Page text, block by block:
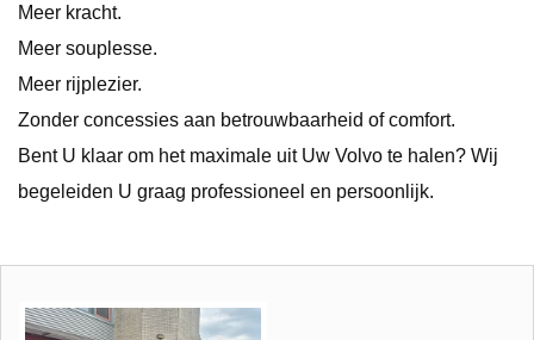
Meer kracht.
Meer souplesse.
Meer rijplezier.
Zonder concessies aan betrouwbaarheid of comfort.
Bent U klaar om het maximale uit Uw Volvo te halen? Wij
begeleiden U graag professioneel en persoonlijk.